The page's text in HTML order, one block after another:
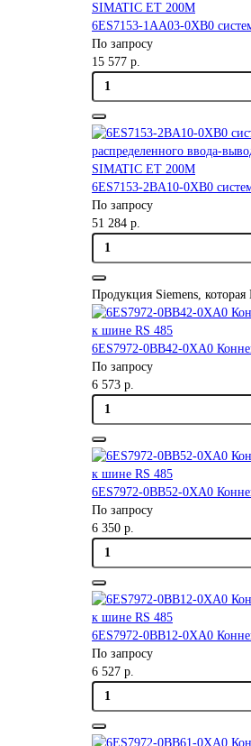
6ES7153-1AA03-0XB0
По запросу
15 577 р.
6ES7153-2BA10-0XB0
По запросу
51 284 р.
Продукция Siemens, которая
6ES7972-0BB42-0XA0
По запросу
6 573 р.
6ES7972-0BB52-0XA0
По запросу
6 350 р.
6ES7972-0BB12-0XA0
По запросу
6 527 р.